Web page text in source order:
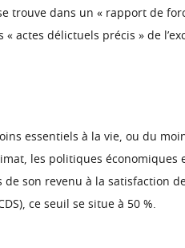
trouve dans un « rapport de
actes délictuels précis » de
essentiels à la vie, ou du
les politiques économiques
son revenu à la satisfaction
ce seuil se situe à 50 %.